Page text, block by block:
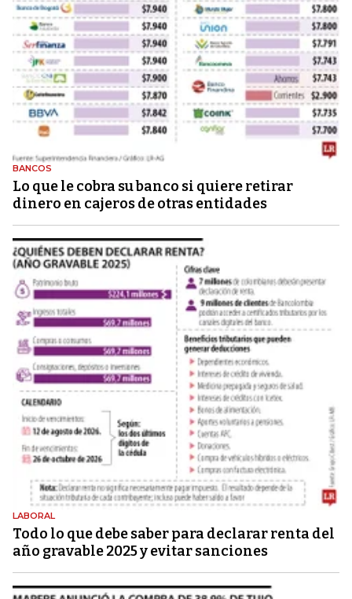
BANCOS
Lo que le cobra su banco si quiere retirar
dinero en cajeros de otras entidades
LABORAL
Todo lo que debe saber para declarar renta del
año gravable 2025 y evitar sanciones